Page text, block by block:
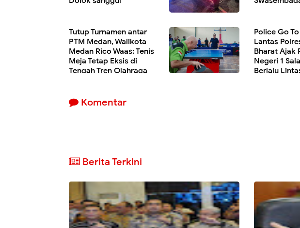
Tutup Turnamen antar
PTM Medan, Walikota
Medan Rico Waas: Tenis
Meja Tetap Eksis di
Tengah Tren Olahraga
Police Go
Lantas
Bharat Ajak
Negeri 1
Berlalu
Komentar
Berita Terkini